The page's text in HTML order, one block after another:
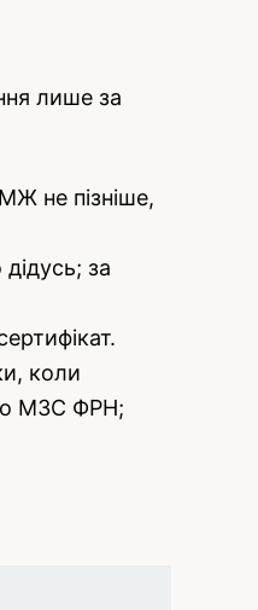
лише за
не пізніше,
за
коли
МЗС ФРН;